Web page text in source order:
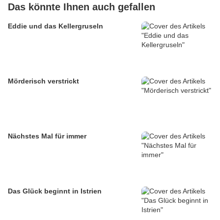
Das könnte Ihnen auch gefallen
Eddie und das Kellergruseln
Mörderisch verstrickt
Nächstes Mal für immer
Das Glück beginnt in Istrien